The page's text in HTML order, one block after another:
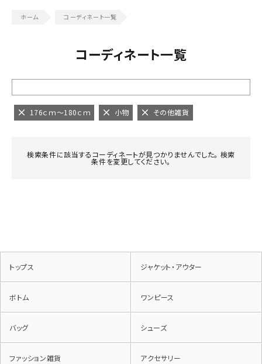
コーディネート一覧
コーディネート一覧
176ｃｍ～180ｃｍ 小物 その他雑貨
検索条件に該当するコーディネートが見つかりませんでした。 検索
条件を変更してください。
トップス ジャケット・アウター
ボトム ワンピース
バッグ シューズ
ファッション雑貨 アクセサリー